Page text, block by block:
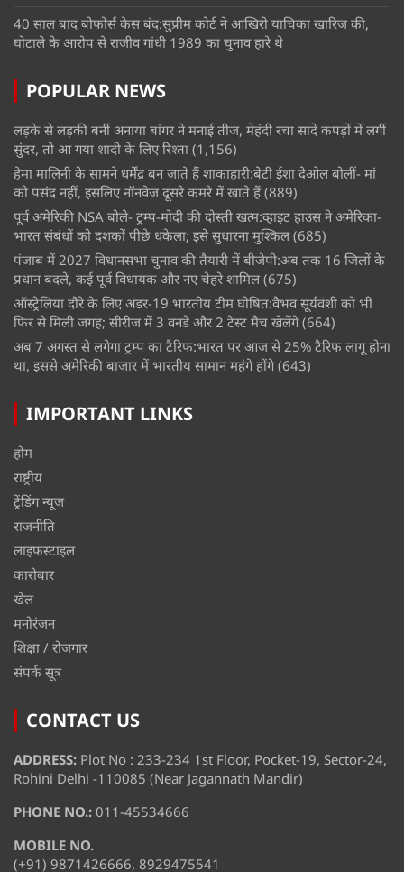
40 साल बाद बोफोर्स केस बंद:सुप्रीम कोर्ट ने आखिरी याचिका खारिज की,
घोटाले के आरोप से राजीव गांधी 1989 का चुनाव हारे थे
POPULAR NEWS
लड़के से लड़की बनीं अनाया बांगर ने मनाई तीज, मेहंदी रचा सादे कपड़ों में लगीं
सुंदर, तो आ गया शादी के लिए रिश्ता (1,156)
हेमा मालिनी के सामने धर्मेंद्र बन जाते हैं शाकाहारी:बेटी ईशा देओल बोलीं- मां
को पसंद नहीं, इसलिए नॉनवेज दूसरे कमरे में खाते हैं (889)
पूर्व अमेरिकी NSA बोले- ट्रम्प-मोदी की दोस्ती खत्म:व्हाइट हाउस ने अमेरिका-
भारत संबंधों को दशकों पीछे धकेला; इसे सुधारना मुश्किल (685)
पंजाब में 2027 विधानसभा चुनाव की तैयारी में बीजेपी:अब तक 16 जिलों के
प्रधान बदले, कई पूर्व विधायक और नए चेहरे शामिल (675)
ऑस्ट्रेलिया दौरे के लिए अंडर-19 भारतीय टीम घोषित:वैभव सूर्यवंशी को भी
फिर से मिली जगह; सीरीज में 3 वनडे और 2 टेस्ट मैच खेलेंगे (664)
अब 7 अगस्त से लगेगा ट्रम्प का टैरिफ:भारत पर आज से 25% टैरिफ लागू होना
था, इससे अमेरिकी बाजार में भारतीय सामान महंगे होंगे (643)
IMPORTANT LINKS
होम
राष्ट्रीय
ट्रेंडिंग न्यूज
राजनीति
लाइफस्टाइल
कारोबार
खेल
मनोरंजन
शिक्षा / रोजगार
संपर्क सूत्र
CONTACT US
ADDRESS: Plot No : 233-234 1st Floor, Pocket-19, Sector-24,
Rohini Delhi -110085 (Near Jagannath Mandir)
PHONE NO.: 011-45534666
MOBILE NO.
(+91) 9871426666, 8929475541